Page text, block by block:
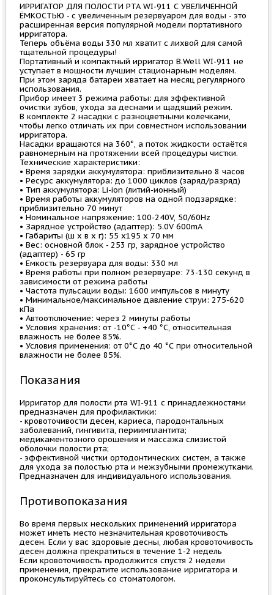
ИРРИГАТОР ДЛЯ ПОЛОСТИ РТА WI-911 С УВЕЛИЧЕННОЙ
ЁМКОСТЬЮ - с увеличенным резервуаром для воды - это
расширенная версия популярной модели портативного
ирригатора.
Теперь объёма воды 330 мл хватит с лихвой для самой
тщательной процедуры!
Портативный и компактный ирригатор B.Well WI-911 не
уступает в мощности лучшим стационарным моделям.
При этом заряда батареи хватает на месяц регулярного
использования.
Прибор имеет 3 режима работы: для эффективной
очистки зубов, ухода за деснами и щадящий режим.
В комплекте 2 насадки с разноцветными колечками,
чтобы легко отличать их при совместном использовании
ирригатора.
Насадки вращаются на 360°, а поток жидкости остаётся
равномерным на протяжении всей процедуры чистки.
Технические характеристики:
• Время зарядки аккумулятора: приблизительно 8 часов
• Ресурс аккумулятора: до 1000 циклов (заряд/разряд)
• Тип аккумулятора: Li-ion (литий-ионный)
• Время работы аккумуляторов на одной подзарядке:
приблизительно 70 минут
• Номинальное напряжение: 100-240V, 50/60Hz
• Зарядное устройство (адаптер): 5.0V 600mA
• Габариты (ш х в х г): 55 х195 х 70 мм
• Вес: основной блок - 253 гр, зарядное устройство
(адаптер) - 65 гр
• Емкость резервуара для воды: 330 мл
• Время работы при полном резервуаре: 73-130 секунд в
зависимости от режима работы
• Частота пульсации воды: 1600 импульсов в минуту
• Минимальное/максимальное давление струи: 275-620
кПа
• Автоотключение: через 2 минуты работы
• Условия хранения: от -10°С - +40 °С, относительная
влажность не более 85%.
• Условия применения: от 0°С до 40 °С при относительной
влажности не более 85%.
Показания
Ирригатор для полости рта WI-911 с принадлежностями
предназначен для профилактики:
- кровоточивости десен, кариеса, пародонтальных
заболеваний, гингивита, периимплантита;
медикаментозного орошения и массажа слизистой
оболочки полости рта;
- эффективной чистки ортодонтических систем, а также
для ухода за полостью рта и межзубными промежутками.
Предназначен для индивидуального использования.
Противопоказания
Во время первых нескольких применений ирригатора
может иметь место незначительная кровоточивость
десен. Если у вас здоровые десны, любая кровоточивость
десен должна прекратиться в течение 1-2 недель
Если кровоточивость продолжится спустя 2 недели
применения, прекратите использование ирригатора и
проконсультируйтесь со стоматологом.